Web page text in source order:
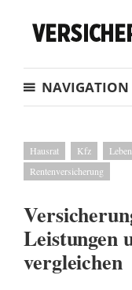
NAVIGATION
Hausrat Kfz
Rentenversicherung
Leistungen
vergleichen